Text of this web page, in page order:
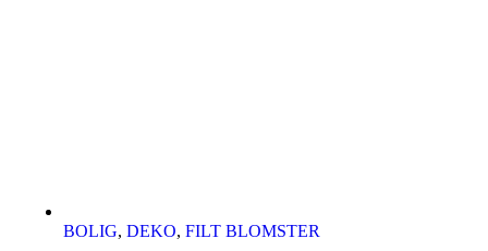
BOLIG, DEKO, FILT BLOMSTER